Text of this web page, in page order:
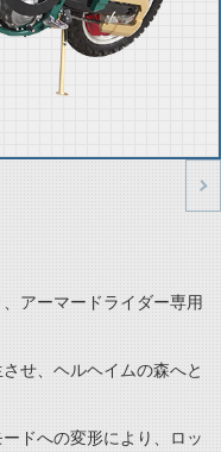
アーマードライダー専用
せ、ヘルヘイムの森へと
ドへの変形により、ロッ